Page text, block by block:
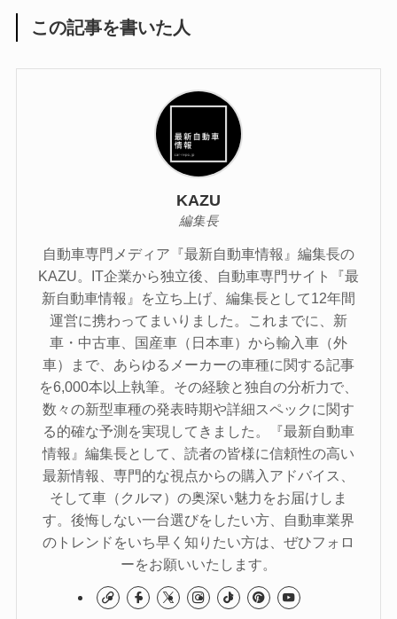
この記事を書いた人
KAZU
編集長
自動車専門メディア『最新自動車情報』編集長の
KAZU。IT企業から独立後、自動車専門サイト『最
新自動車情報』を立ち上げ、編集長として12年間
運営に携わってまいりました。これまでに、新
車・中古車、国産車（日本車）から輸入車（外
車）まで、あらゆるメーカーの車種に関する記事
を6,000本以上執筆。その経験と独自の分析力で、
数々の新型車種の発表時期や詳細スペックに関す
る的確な予測を実現してきました。『最新自動車
情報』編集長として、読者の皆様に信頼性の高い
最新情報、専門的な視点からの購入アドバイス、
そして車（クルマ）の奥深い魅力をお届けしま
す。後悔しない一台選びをしたい方、自動車業界
のトレンドをいち早く知りたい方は、ぜひフォロ
ーをお願いいたします。